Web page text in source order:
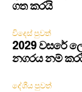
ගත කරයි
විදෙස් පුවත්
2029 වසරේ
නගරය නම්
දේශීය පුවත්